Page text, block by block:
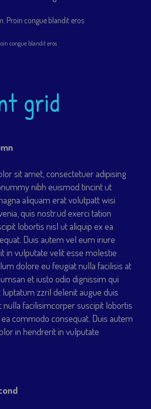
Proin congue blandit eros
congue blandit eros
grid
sit amet, consectetuer adipising
nibh euismod tincint ut
aliquam erat volutpatt wisi
quis nostr.ud exerci tation
lobortis nisl ut aliquip ex ea
Duis autem vel eum iriure
in vulputate velit esse molestie
dolore eu feugiat nulla facilisis at
et iusto odio dignissim qui
zzril delenit augue duis
facilisimcorper suscipit lobortis
commodo consequat. Duis autem
in hendrerit in vulputate